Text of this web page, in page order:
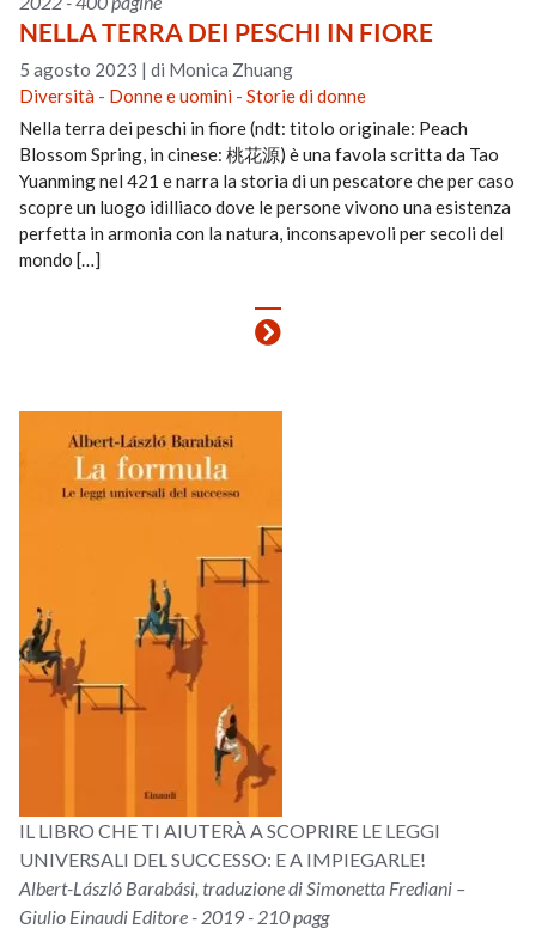
NELLA TERRA DEI PESCHI IN FIORE
5 agosto 2023 |di Monica Zhuang
Diversità - Donne e uomini -Storie di donne
Nella terra dei peschi in fiore (ndt: titolo originale: Peach
Blossom Spring, in cinese: 桃花源) è una favola scritta da Tao
Yuanming nel 421 e narra la storia di un pescatore che per caso
scopre un luogo idilliaco dove le persone vivono una esistenza
perfetta in armonia con la natura, inconsapevoli per secoli del
mondo […]
IL LIBRO CHE TI AIUTERÀ A SCOPRIRE LE LEGGI
UNIVERSALI DEL SUCCESSO: E A IMPIEGARLE!
Albert-László Barabási, traduzione di Simonetta Frediani –
Giulio Einaudi Editore - 2019 - 210 pagg